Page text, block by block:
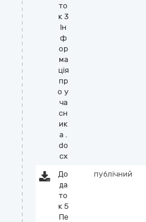
то
к 3
Ін
ф
ор
ма
ція
пр
о у
ча
сн
ик
а .
do
cx
До
да
то
к 5
Пе
публічний